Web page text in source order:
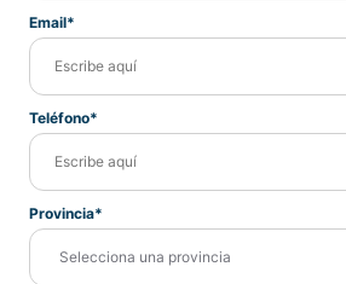
Email*
Teléfono*
Provincia*